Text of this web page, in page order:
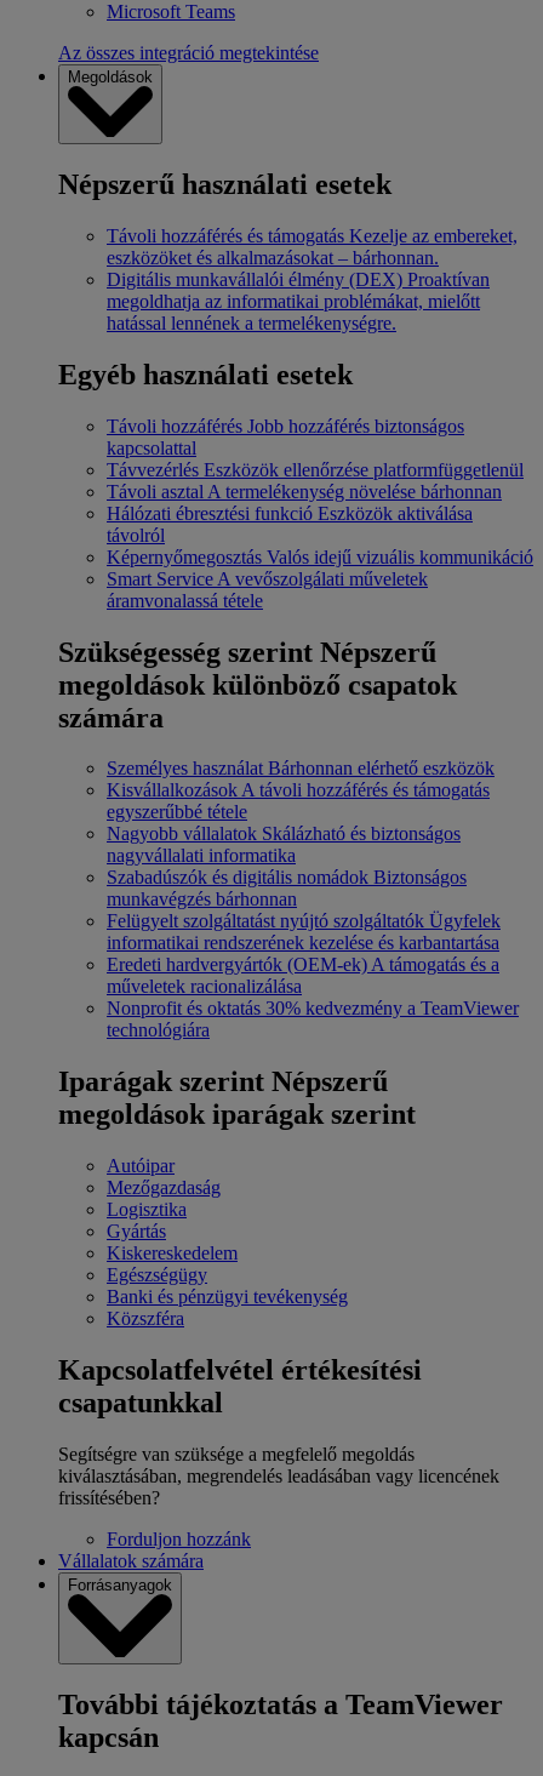
Microsoft Teams
Az összes integráció megtekintése
Megoldások
Népszerű használati esetek
Távoli hozzáférés és támogatás Kezelje az embereket,
eszközöket és alkalmazásokat – bárhonnan.
Digitális munkavállalói élmény (DEX) Proaktívan
megoldhatja az informatikai problémákat, mielőtt
hatással lennének a termelékenységre.
Egyéb használati esetek
Távoli hozzáférés Jobb hozzáférés biztonságos
kapcsolattal
Távvezérlés Eszközök ellenőrzése platformfüggetlenül
Távoli asztal A termelékenység növelése bárhonnan
Hálózati ébresztési funkció Eszközök aktiválása
távolról
Képernyőmegosztás Valós idejű vizuális kommunikáció
Smart Service A vevőszolgálati műveletek
áramvonalassá tétele
Szükségesség szerint Népszerű
megoldások különböző csapatok
számára
Személyes használat Bárhonnan elérhető eszközök
KisvállalkozásokA távoli hozzáférés és támogatás
egyszerűbbé tétele
Nagyobb vállalatok Skálázható és biztonságos
nagyvállalati informatika
Szabadúszók és digitális nomádok Biztonságos
munkavégzés bárhonnan
Felügyelt szolgáltatást nyújtó szolgáltatók Ügyfelek
informatikai rendszerének kezelése és karbantartása
Eredeti hardvergyártók (OEM-ek)A támogatás és a
műveletek racionalizálása
Nonprofit és oktatás 30% kedvezmény a TeamViewer
technológiára
Iparágak szerint Népszerű
megoldások iparágak szerint
Autóipar
Mezőgazdaság
Logisztika
Gyártás
Kiskereskedelem
Egészségügy
Banki és pénzügyi tevékenység
Közszféra
Kapcsolatfelvétel értékesítési
csapatunkkal
Segítségre van szüksége a megfelelő megoldás
kiválasztásában, megrendelés leadásában vagy licencének
frissítésében?
Forduljon hozzánk
Vállalatok számára
Forrásanyagok
További tájékoztatás a TeamViewer
kapcsán